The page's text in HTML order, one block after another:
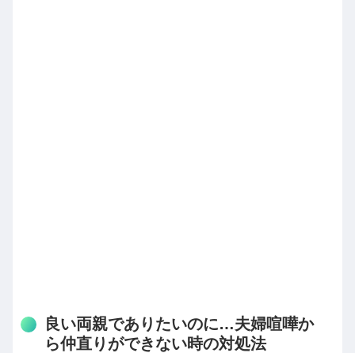
良い両親でありたいのに…夫婦喧嘩か
ら仲直りができない時の対処法